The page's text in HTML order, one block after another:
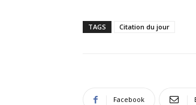
TAGS Citation du jour
Facebook